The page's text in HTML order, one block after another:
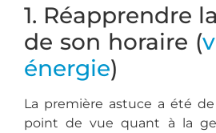
1. Réapprendre
de son horaire (
énergie)
La première astuce a été
point de vue quant à la